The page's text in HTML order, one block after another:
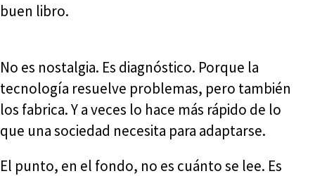
buen libro.
No es nostalgia. Es diagnóstico. Porque la
tecnología resuelve problemas, pero también
los fabrica. Y a veces lo hace más rápido de lo
que una sociedad necesita para adaptarse.
El punto, en el fondo, no es cuánto se lee. Es